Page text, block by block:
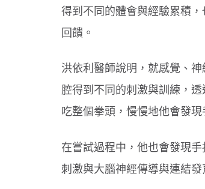
得到不同的體會與經驗累積
回饋。
洪依利醫師說明，就感覺、
腔得到不同的刺激與訓練，
吃整個拳頭，慢慢地他會發
在嘗試過程中，他也會發現
刺激與大腦神經傳導與連結發